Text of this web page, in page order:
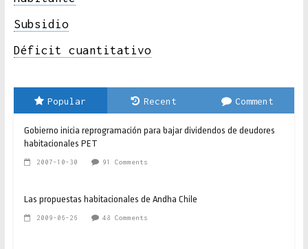
Subsidio
Déficit cuantitativo
Popular Recent Comment
Gobierno inicia reprogramación para bajar dividendos de deudores
habitacionales PET
2007-10-30 91 Comments
Las propuestas habitacionales de Andha Chile
2009-06-26 48 Comments